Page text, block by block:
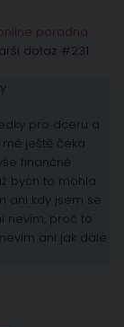
poradna
dotaz #231
pro dceru a
ještě čeká
finančně
bych to mohla
ani kdy jsem se
nevím, proč to
ani jak dále